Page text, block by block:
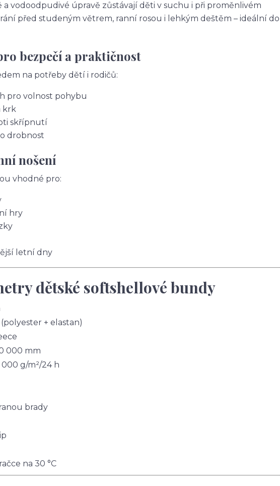
vodoodpudivé úpravě zůstávají děti v suchu i při proměnlivém
před studeným větrem, ranní rosou i lehkým deštěm – ideální do
bezpečí a praktičnost
na potřeby dětí i rodičů:
pro volnost pohybu
krk
skřípnutí
drobnost
nošení
vhodné pro:
hry
letní dny
dětské softshellové bundy
+ elastan)
000 mm
000 g/m²/24 h
brady
na 30 °C